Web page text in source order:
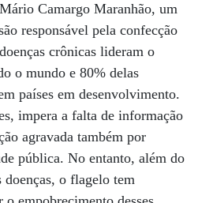
Camargo Maranhão, um
responsável pela confecção
crônicas lideram o
o mundo e 80% delas
países em desenvolvimento.
impera a falta de informação
agravada também por
pública. No entanto, além do
o flagelo tem